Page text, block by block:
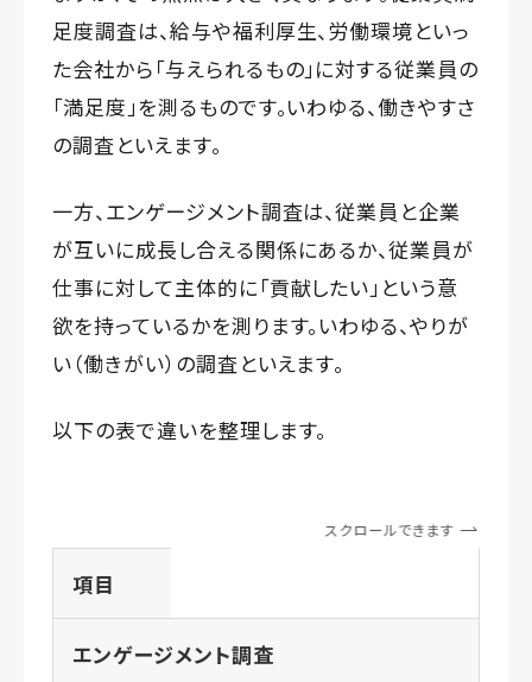
足度調査は、給与や福利厚生、労働環境といっ
た会社から「与えられるもの」に対する従業員の
「満足度」を測るものです。いわゆる、働きやすさ
の調査といえます。
一方、エンゲージメント調査は、従業員と企業
が互いに成長し合える関係にあるか、従業員が
仕事に対して主体的に「貢献したい」という意
欲を持っているかを測ります。いわゆる、やりが
い（働きがい）の調査といえます。
以下の表で違いを整理します。
スクロールできます
項目
エンゲージメント調査